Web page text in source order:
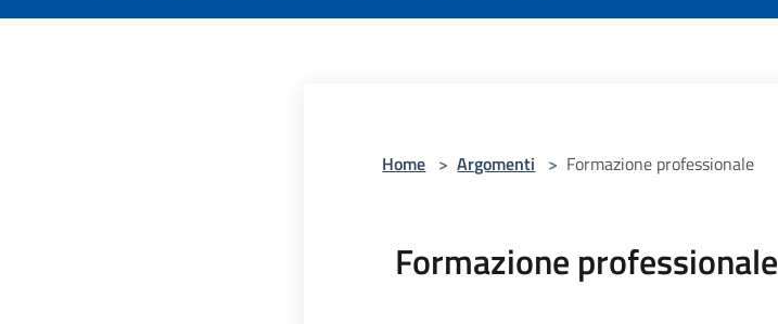
Home > Argomenti > Formazione professionale
Formazione professionale